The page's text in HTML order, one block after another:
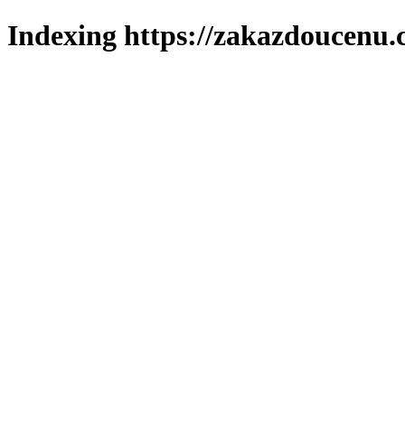
Indexing https://